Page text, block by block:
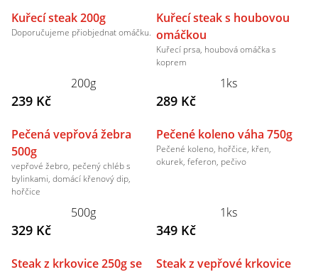
Kuřecí steak 200g
Doporučujeme přiobjednat omáčku.
200g
239 Kč
Kuřecí steak s houbovou
omáčkou
Kuřecí prsa, houbová omáčka s
koprem
1ks
289 Kč
Pečená vepřová žebra
500g
vepřové žebro, pečený chléb s
bylinkami, domácí křenový dip,
hořčice
500g
329 Kč
Pečené koleno váha 750g
Pečené koleno, hořčice, křen,
okurek, feferon, pečivo
1ks
349 Kč
Steak z krkovice 250g se
Steak z vepřové krkovice